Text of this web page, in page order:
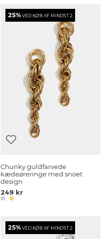
25%VED KØB AF MINDST 2
Chunky guldfarvede
kædeøreringe med snoet
design
249 kr
25%VED KØB AF MINDST 2